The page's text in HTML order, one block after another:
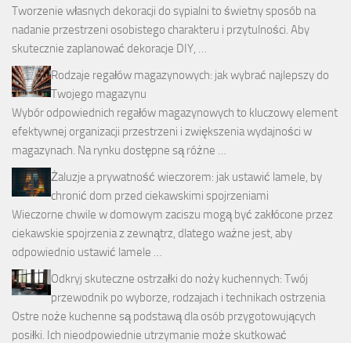
Tworzenie własnych dekoracji do sypialni to świetny sposób na
nadanie przestrzeni osobistego charakteru i przytulności. Aby
skutecznie zaplanować dekoracje DIY, …
Rodzaje regałów magazynowych: jak wybrać najlepszy do
Twojego magazynu
Wybór odpowiednich regałów magazynowych to kluczowy element
efektywnej organizacji przestrzeni i zwiększenia wydajności w
magazynach. Na rynku dostępne są różne …
Żaluzje a prywatność wieczorem: jak ustawić lamele, by
chronić dom przed ciekawskimi spojrzeniami
Wieczorne chwile w domowym zaciszu mogą być zakłócone przez
ciekawskie spojrzenia z zewnątrz, dlatego ważne jest, aby
odpowiednio ustawić lamele …
Odkryj skuteczne ostrzałki do noży kuchennych: Twój
przewodnik po wyborze, rodzajach i technikach ostrzenia
Ostre noże kuchenne są podstawą dla osób przygotowujących
posiłki. Ich nieodpowiednie utrzymanie może skutkować